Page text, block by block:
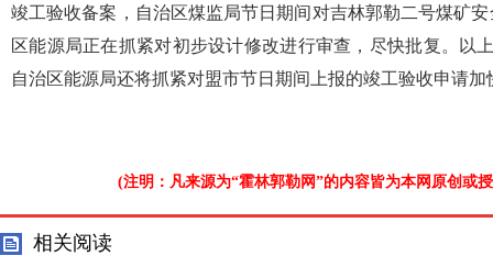
竣工验收备案，自治区煤监局节日期间对吉林郭勒二号煤矿
区能源局正在抓紧对初步设计修改进行审查，尽快批复。以
自治区能源局还将抓紧对盟市节日期间上报的竣工验收申请加
(注明：凡来源为“霍林郭勒网”的内容皆为本网原创或
相关阅读